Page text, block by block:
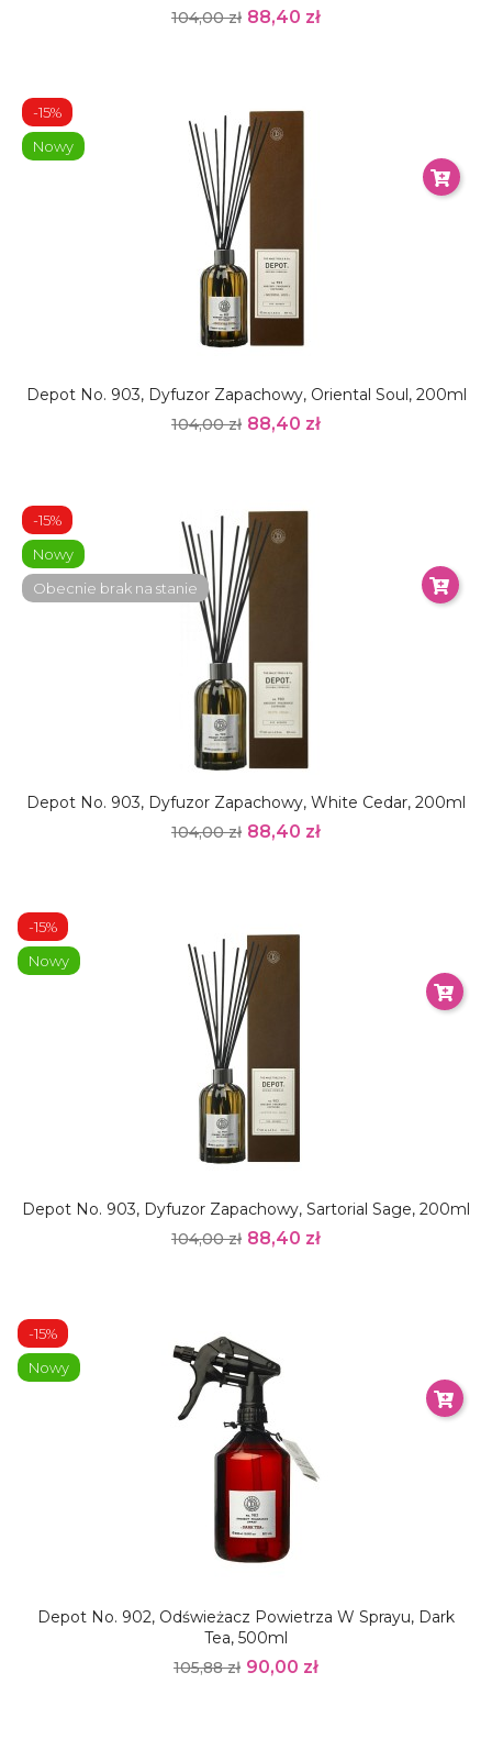
104,00 zł 88,40 zł
Depot No. 903, Dyfuzor Zapachowy, Oriental Soul, 200ml
104,00 zł 88,40 zł
-15%
Nowy
Depot No. 903, Dyfuzor Zapachowy, White Cedar, 200ml
104,00 zł 88,40 zł
-15%
Nowy
Obecnie brak na stanie
Depot No. 903, Dyfuzor Zapachowy, Sartorial Sage, 200ml
104,00 zł 88,40 zł
-15%
Nowy
Depot No. 902, Odświeżacz Powietrza W Sprayu, Dark
Tea, 500ml
105,88 zł 90,00 zł
-15%
Nowy